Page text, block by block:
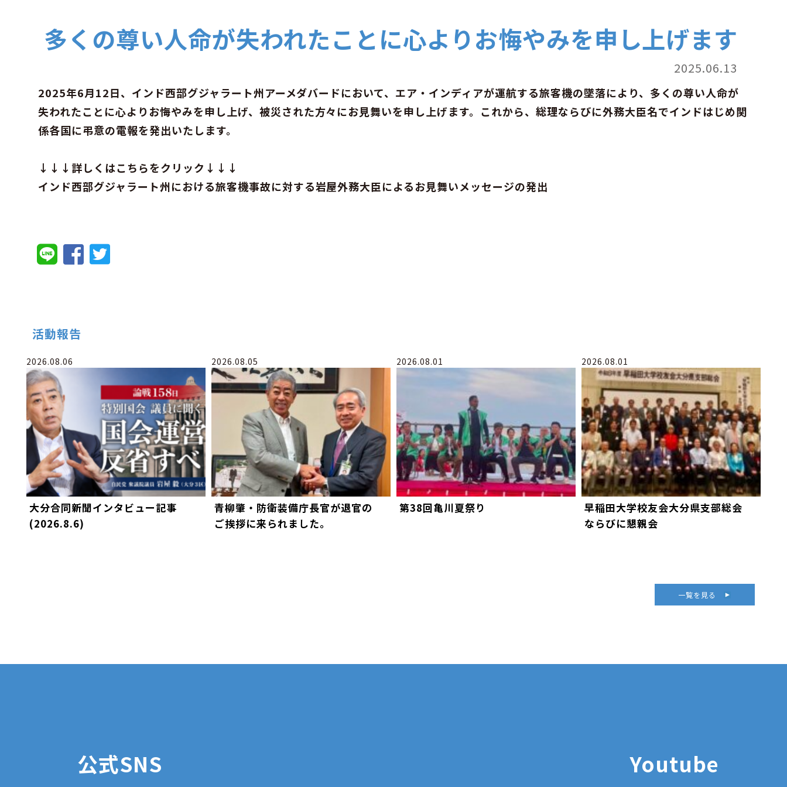
多くの尊い人命が失われたことに心よりお悔やみを申し上げます
2025.06.13
2025年6月12日、インド西部グジャラート州アーメダバードにおいて、エア・インディアが運航する旅客機の墜落により、多くの尊い人命が
失われたことに心よりお悔やみを申し上げ、被災された方々にお見舞いを申し上げます。これから、総理ならびに外務大臣名でインドはじめ関
係各国に弔意の電報を発出いたします。
↓↓↓詳しくはこちらをクリック↓↓↓
インド西部グジャラート州における旅客機事故に対する岩屋外務大臣によるお見舞いメッセージの発出
活動報告
2026.08.06
大分合同新聞インタビュー記事
(2026.8.6)
2026.08.05
青柳肇・防衛装備庁長官が退官の
ご挨拶に来られました。
2026.08.01
第38回亀川夏祭り
2026.08.01
早稲田大学校友会大分県支部総会
ならびに懇親会
一覧を見る
公式SNS Youtube